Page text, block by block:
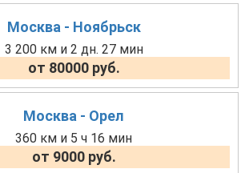
Москва - Ноябрьск
3 200 км и 2 дн. 27 мин
от 80000 руб.
Москва - Орел
360 км и 5 ч 16 мин
от 9000 руб.